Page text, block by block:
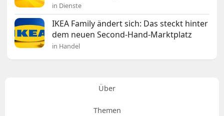
in Dienste
IKEA Family ändert sich: Das steckt hinter
dem neuen Second-Hand-Marktplatz
in Handel
Über
Themen